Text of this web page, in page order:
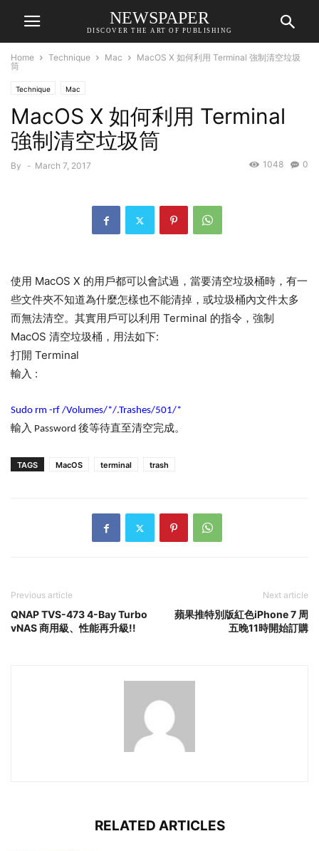
NEWSPAPER
DISCOVER THE ART OF PUBLISHING
Home Technique Mac
MacOS X 如何利用 Terminal 強制清空垃圾
筒
Technique Mac
MacOS X 如何利用 Terminal
強制清空垃圾筒
By - March 7, 2017 0
1048
使用 MacOS X 的用戶都可以會試過，當要清空垃圾桶時，有一
些文件夾不知道為什麼怎樣也不能清掉，或垃圾桶內文件太多
而無法清空。其實用戶可以利用 Terminal 的指令，強制
MacOS 清空垃圾桶，用法如下:
打開 Terminal
輸入 :
Sudo rm -rf /Volumes/*/.Trashes/501/*
輸入 Password 後等待直至清空完成。
TAGS MacOS terminal trash
Previous article
QNAP TVS-473 4-Bay Turbo
vNAS 商用級、性能再升級!!
Next article
蘋果推特別版紅色iPhone 7 周
五晚11時開始訂購
RELATED ARTICLES